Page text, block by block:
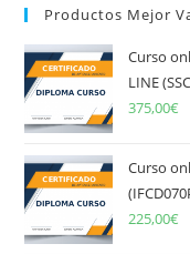
Productos Mejor
Curso
LINE
375,00€
Curso
225,00€